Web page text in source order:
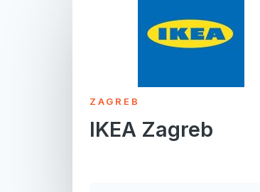
ZAGREB
IKEA Zagreb